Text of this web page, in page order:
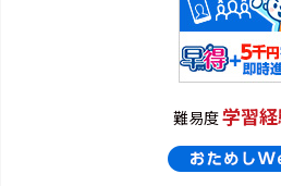
難易度学習